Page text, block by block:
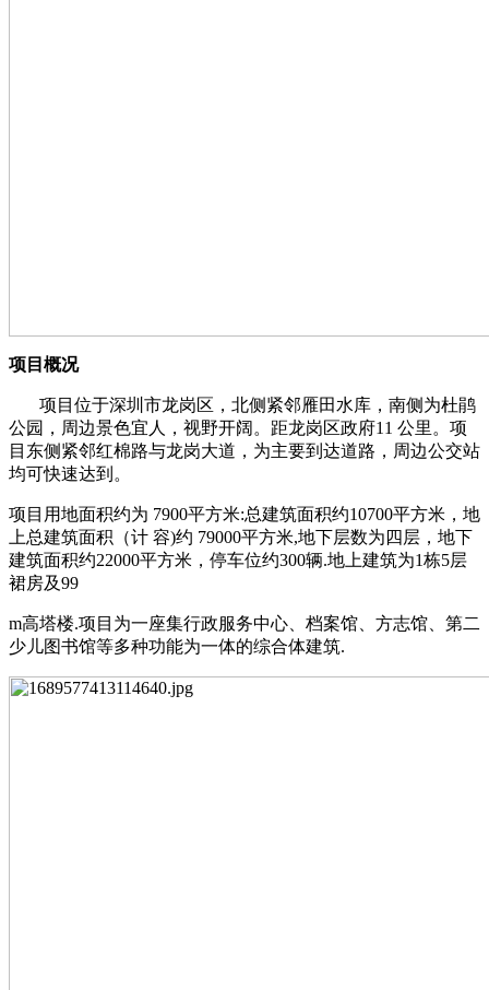
项目概况
项目位于深圳市龙岗区，北侧紧邻雁田水库，南侧为杜鹃
公园，周边景色宜人，视野开阔。距龙岗区政府11 公里。项
目东侧紧邻红棉路与龙岗大道，为主要到达道路，周边公交站
均可快速达到。
项目用地面积约为 7900平方米:总建筑面积约10700平方米，地
上总建筑面积（计 容)约 79000平方米,地下层数为四层，地下
建筑面积约22000平方米，停车位约300辆.地上建筑为1栋5层
裙房及99
m高塔楼.项目为一座集行政服务中心、档案馆、方志馆、第二
少儿图书馆等多种功能为一体的综合体建筑.